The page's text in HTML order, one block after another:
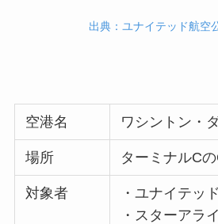
出典：ユナイテッド航空
空港名 ワシントン・
場所 ターミナルC
対象者
・ユナイテッ
・スターアラ